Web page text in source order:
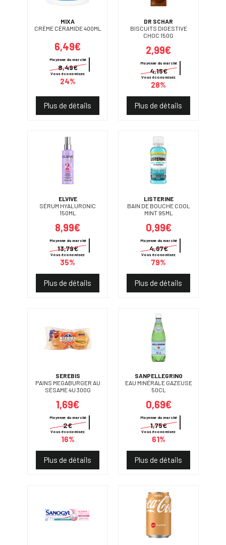
MIXA
CRÈME CÉRAMIDE 400ML
6,49€
Moyenne du marché
8,49€
Vous économisez
24%
Plus de détails
DR SCHAR
BISCUITS DIGESTIVE
CHOC 150G
2,99€
Moyenne du marché
4,15€
Vous économisez
28%
Plus de détails
ELVIVE
SÉRUM HYALURONIC
150ML
8,99€
Moyenne du marché
13,79€
Vous économisez
35%
Plus de détails
LISTERINE
BAIN DE BOUCHE COOL
MINT 95ML
0,99€
Moyenne du marché
4,67€
Vous économisez
79%
Plus de détails
SEREBIS
PAINS MEGABURGER AU
SÉSAME 4U 300G
1,69€
Moyenne du marché
2€
Vous économisez
16%
Plus de détails
SANPELLEGRINO
EAU MINÉRALE GAZEUSE
50CL
0,69€
Moyenne du marché
1,75€
Vous économisez
61%
Plus de détails